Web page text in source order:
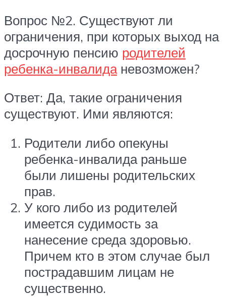
Вопрос №2. Существуют ли
ограничения, при которых выход на
досрочную пенсию родителей
ребенка-инвалиданевозможен?
Ответ: Да, такие ограничения
существуют. Ими являются:
Родители либо опекуны
ребенка-инвалида раньше
были лишены родительских
прав.
У кого либо из родителей
имеется судимость за
нанесение среда здоровью.
Причем кто в этом случае был
пострадавшим лицам не
существенно.